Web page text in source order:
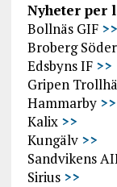
Nyheter per
Bollnäs GIF >>
Broberg
Edsbyns IF >>
Gripen
Hammarby >>
Kalix >>
Kungälv >>
Sandvikens
Sirius >>